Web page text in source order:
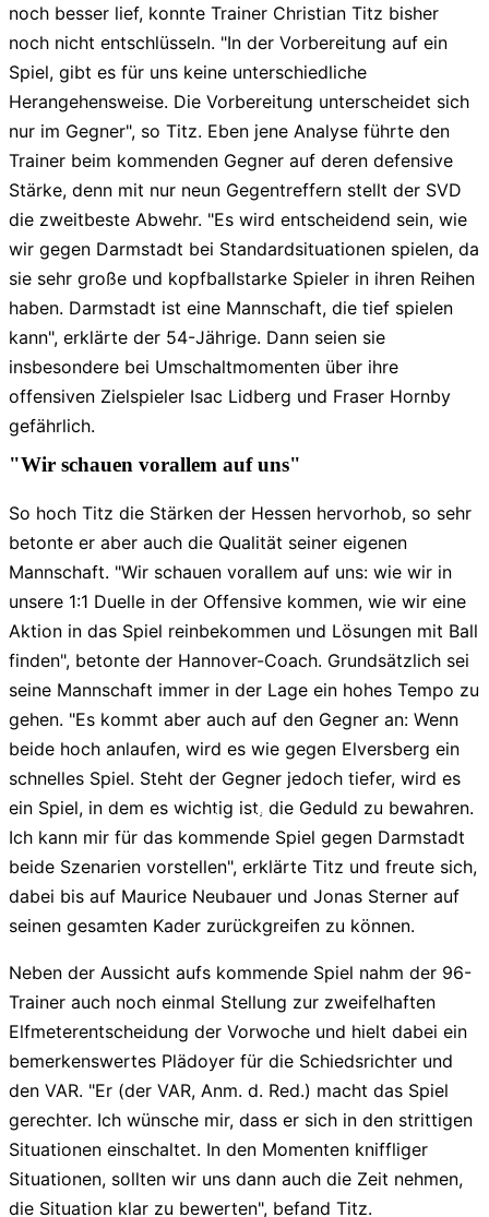
liga2-online.de
noch besser lief, konnte Trainer Christian Titz bisher
noch nicht entschlüsseln. "In der Vorbereitung auf ein
Spiel, gibt es für uns keine unterschiedliche
Herangehensweise. Die Vorbereitung unterscheidet sich
nur im Gegner", so Titz. Eben jene Analyse führte den
Trainer beim kommenden Gegner auf deren defensive
Stärke, denn mit nur neun Gegentreffern stellt der SVD
die zweitbeste Abwehr. "Es wird entscheidend sein, wie
wir gegen Darmstadt bei Standardsituationen spielen, da
sie sehr große und kopfballstarke Spieler in ihren Reihen
haben. Darmstadt ist eine Mannschaft, die tief spielen
kann", erklärte der 54-Jährige. Dann seien sie
insbesondere bei Umschaltmomenten über ihre
offensiven Zielspieler Isac Lidberg und Fraser Hornby
gefährlich.
"Wir schauen vorallem auf uns"
So hoch Titz die Stärken der Hessen hervorhob, so sehr
betonte er aber auch die Qualität seiner eigenen
Mannschaft. "Wir schauen vorallem auf uns: wie wir in
unsere 1:1 Duelle in der Offensive kommen, wie wir eine
Aktion in das Spiel reinbekommen und Lösungen mit Ball
finden", betonte der Hannover-Coach. Grundsätzlich sei
seine Mannschaft immer in der Lage ein hohes Tempo zu
gehen. "Es kommt aber auch auf den Gegner an: Wenn
beide hoch anlaufen, wird es wie gegen Elversberg ein
schnelles Spiel. Steht der Gegner jedoch tiefer, wird es
ein Spiel, in dem es wichtig ist, die Geduld zu bewahren.
Ich kann mir für das kommende Spiel gegen Darmstadt
beide Szenarien vorstellen", erklärte Titz und freute sich,
dabei bis auf Maurice Neubauer und Jonas Sterner auf
seinen gesamten Kader zurückgreifen zu können.
Neben der Aussicht aufs kommende Spiel nahm der 96-
Trainer auch noch einmal Stellung zur zweifelhaften
Elfmeterentscheidung der Vorwoche und hielt dabei ein
bemerkenswertes Plädoyer für die Schiedsrichter und
den VAR. "Er (der VAR, Anm. d. Red.) macht das Spiel
gerechter. Ich wünsche mir, dass er sich in den strittigen
Situationen einschaltet. In den Momenten kniffliger
Situationen, sollten wir uns dann auch die Zeit nehmen,
die Situation klar zu bewerten", befand Titz.